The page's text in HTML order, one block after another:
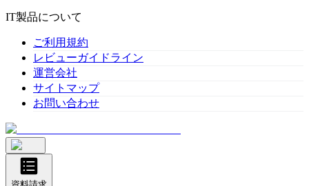
IT製品について
ご利用規約
レビューガイドライン
運営会社
サイトマップ
お問い合わせ